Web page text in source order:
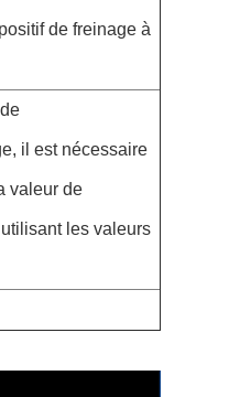
de freinage à
il est nécessaire
valeur de
les valeurs